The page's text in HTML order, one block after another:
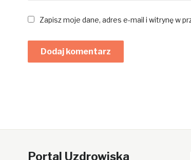
Zapisz moje dane, adres e-mail i witrynę w
Portal Uzdrowiska